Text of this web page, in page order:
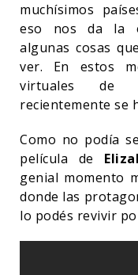
muchísimos
eso nos da la
algunas cosas
ver. En estos
virtuales de
recientemente se
Como no podía
película de
genial momento
donde las
lo podés revivir